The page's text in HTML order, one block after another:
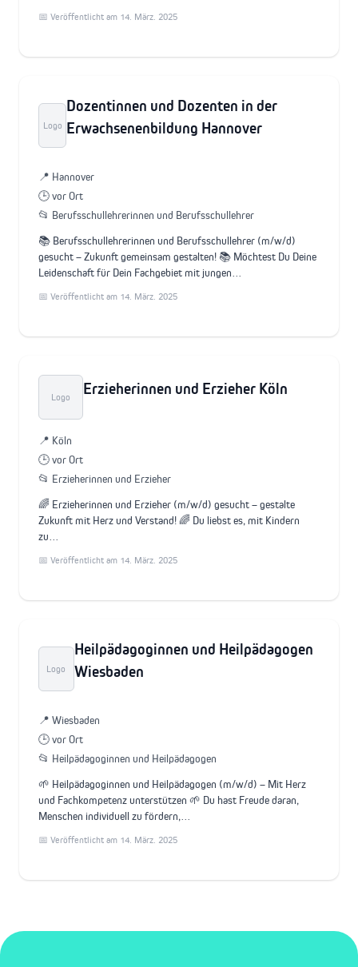
📅 Veröffentlicht am 14. März. 2025
Logo
Dozentinnen und Dozenten in der
Erwachsenenbildung Hannover
📍 Hannover
🕒 vor Ort
📂 Berufsschullehrerinnen und Berufsschullehrer
📚 Berufsschullehrerinnen und Berufsschullehrer (m/w/d)
gesucht – Zukunft gemeinsam gestalten! 📚 Möchtest Du Deine
Leidenschaft für Dein Fachgebiet mit jungen…
📅 Veröffentlicht am 14. März. 2025
Logo Erzieherinnen und Erzieher Köln
📍 Köln
🕒 vor Ort
📂 Erzieherinnen und Erzieher
🌈 Erzieherinnen und Erzieher (m/w/d) gesucht – gestalte
Zukunft mit Herz und Verstand! 🌈 Du liebst es, mit Kindern
zu…
📅 Veröffentlicht am 14. März. 2025
Logo
Heilpädagoginnen und Heilpädagogen
Wiesbaden
📍 Wiesbaden
🕒 vor Ort
📂 Heilpädagoginnen und Heilpädagogen
🌱 Heilpädagoginnen und Heilpädagogen (m/w/d) – Mit Herz
und Fachkompetenz unterstützen 🌱 Du hast Freude daran,
Menschen individuell zu fördern,…
📅 Veröffentlicht am 14. März. 2025